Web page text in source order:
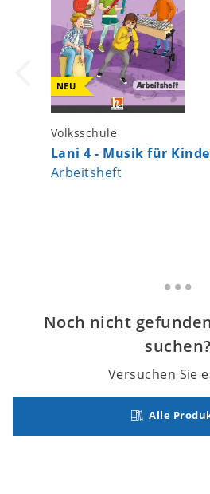
NEU
Volksschule
Lani 4 - Musik für
Arbeitsheft
Noch nicht
suchen?
Versuchen Sie
Alle